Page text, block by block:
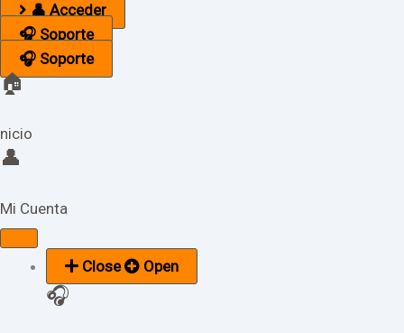
👤 Acceder
🎧 Soporte
🎧 Soporte
🏠
nicio
👤
Mi Cuenta
Close Open
🎧